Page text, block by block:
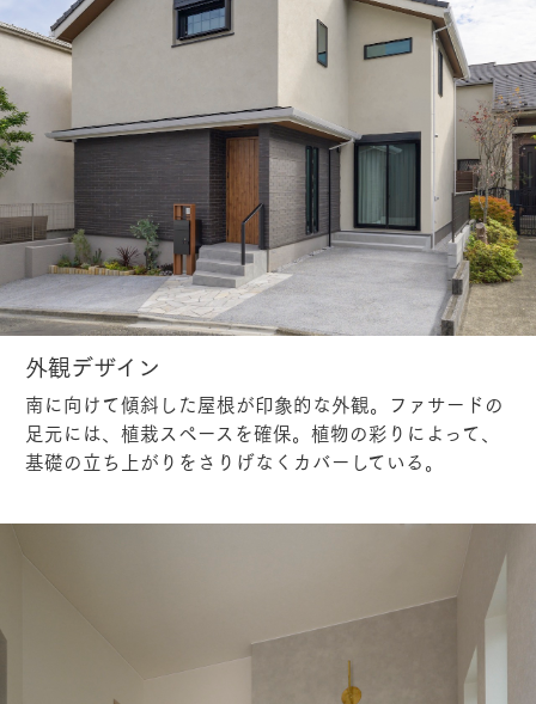
外観デザイン
南に向けて傾斜した屋根が印象的な外観。ファサードの
足元には、植栽スペースを確保。植物の彩りによって、
基礎の立ち上がりをさりげなくカバーしている。